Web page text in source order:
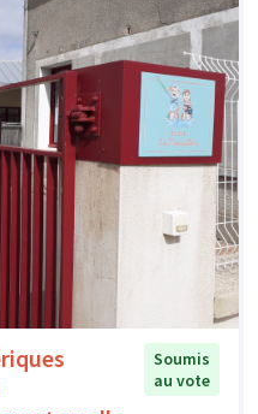
Soumis
au vote